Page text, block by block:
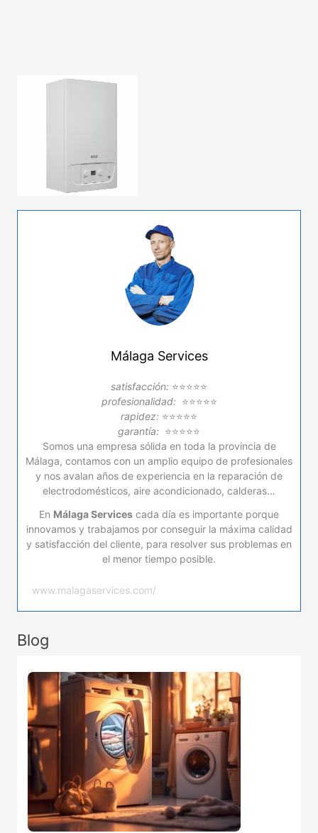
Málaga Services
satisfacción: ⭐⭐⭐⭐⭐
profesionalidad: ⭐⭐⭐⭐⭐
rapidez: ⭐⭐⭐⭐⭐
garantía: ⭐⭐⭐⭐⭐
Somos una empresa sólida en toda la provincia de
Málaga, contamos con un amplio equipo de profesionales
y nos avalan años de experiencia en la reparación de
electrodomésticos, aire acondicionado, calderas…
En Málaga Services cada día es importante porque
innovamos y trabajamos por conseguir la máxima calidad
y satisfacción del cliente, para resolver sus problemas en
el menor tiempo posible.
www.malagaservices.com/
Blog